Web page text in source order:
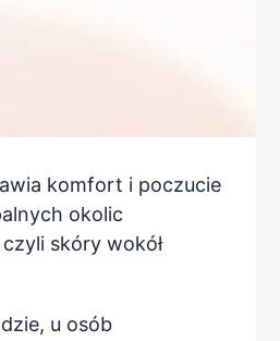
komfort i poczucie
okolic
skóry wokół
u osób